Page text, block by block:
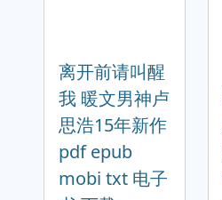
离开前请叫醒
我 暖文男神卢
思浩15年新作
pdf epub
mobi txt 电子